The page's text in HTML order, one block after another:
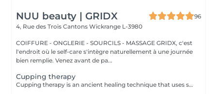
NUU beauty | GRIDX
96
4, Rue des Trois Cantons Wickrange L-3980
COIFFURE - ONGLERIE - SOURCILS - MASSAGE GRIDX, c'est
l'endroit où le self-care s'intègre naturellement à une journée
bien remplie. Venez avant de pa...
Cupping therapy
Cupping therapy is an ancient healing technique that uses special cups to create gentle suction on the skin. This suction promotes blood flow, relieves muscle tension, reduces inflammation, and supports deep relaxation. The treatment can help release toxins, improve circulation, and ease chronic pain or stiffness. *Please note that cupping therapy could just be added to a massage service with includes back massage.